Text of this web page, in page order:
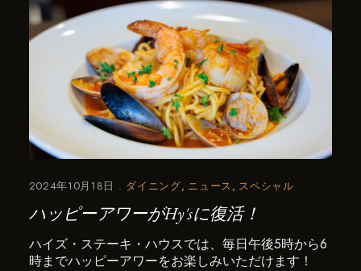
2024年10月18日 ダイニング ニュース スペシャル
ハッピーアワーがHy'sに復活！
ハイズ・ステーキ・ハウスでは、毎日午後5時から6
時までハッピーアワーをお楽しみいただけます！